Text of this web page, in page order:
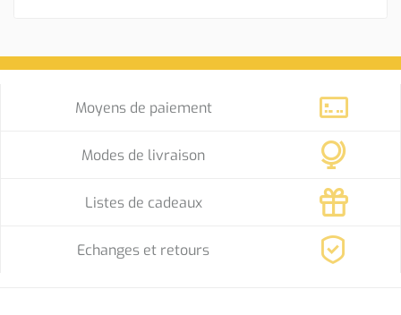
Moyens de paiement
Modes de livraison
Listes de cadeaux
Echanges et retours